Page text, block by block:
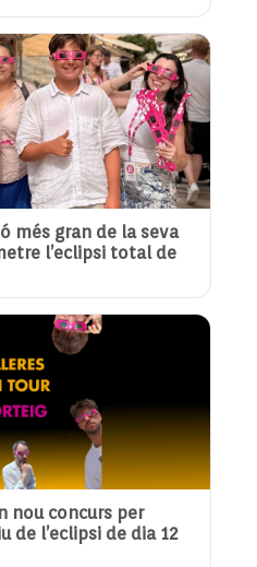
més gran de la seva
l’eclipsi total de
nou concurs per
de l’eclipsi de dia 12